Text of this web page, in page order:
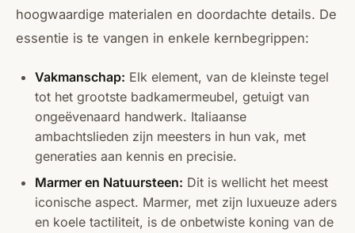
hoogwaardige materialen en doordachte details. De
essentie is te vangen in enkele kernbegrippen:
Vakmanschap: Elk element, van de kleinste tegel
tot het grootste badkamermeubel, getuigt van
ongeëvenaard handwerk. Italiaanse
ambachtslieden zijn meesters in hun vak, met
generaties aan kennis en precisie.
Marmer en Natuursteen: Dit is wellicht het meest
iconische aspect. Marmer, met zijn luxueuze aders
en koele tactiliteit, is de onbetwiste koning van de